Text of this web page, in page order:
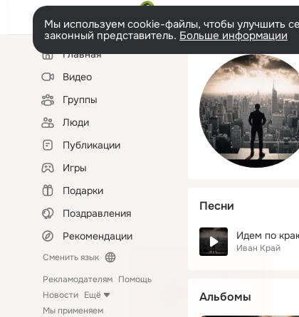
Мы используем cookie-файлы, чтобы улучшить
законный представитель. Больше информации
Левая
колонкаГлавная
Видео
Группы
Люди
Публикации
Игры
Подарки
Поздравления
Рекомендации
Сменить язык
Рекламодателям Помощь
Новости Ещё
Мы применяем
Песни
Идем по
Иван Край
Альбомы